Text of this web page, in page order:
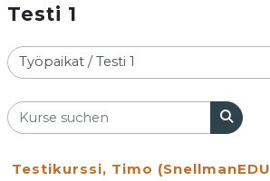
Testi 1
Kursbereiche
Kurse suchen
Kurse
Testikurssi, Timo